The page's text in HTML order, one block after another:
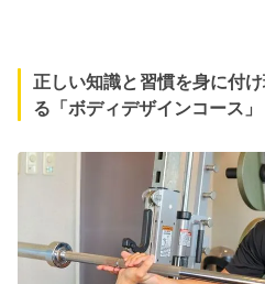
正しい知識と習慣を身に付
る「ボディデザインコース」